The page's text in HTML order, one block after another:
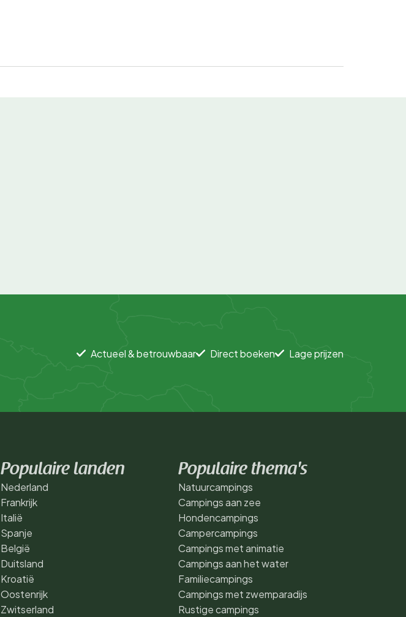
Actueel & betrouwbaar Direct boeken Lage prijzen
Populaire landen
Nederland
Frankrijk
Italië
Spanje
België
Duitsland
Kroatië
Oostenrijk
Zwitserland
Populaire thema's
Natuurcampings
Campings aan zee
Hondencampings
Campercampings
Campings met animatie
Campings aan het water
Familiecampings
Campings met zwemparadijs
Rustige campings